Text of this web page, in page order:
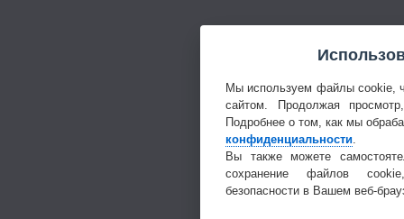
Мы используем файлы cookie,
сайтом. Продолжая
Подробнее о том, как мы
конфиденциальности
Вы также можете
сохранение файлов
безопасности в Вашем веб-